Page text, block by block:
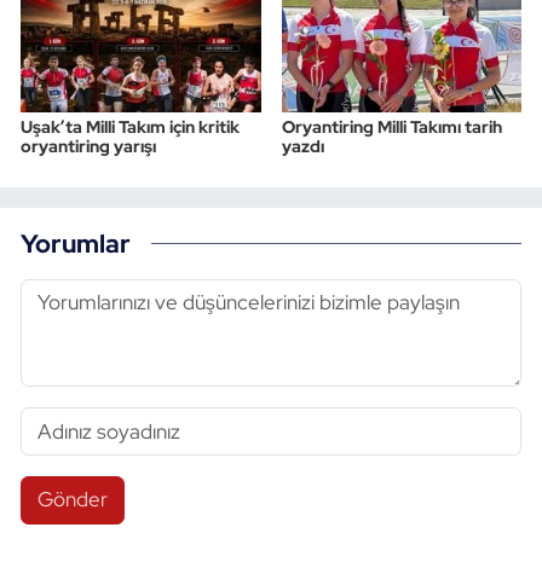
Uşak’ta Milli Takım için kritik
oryantiring yarışı
Oryantiring Milli Takımı tarih
yazdı
Yorumlar
Gönder